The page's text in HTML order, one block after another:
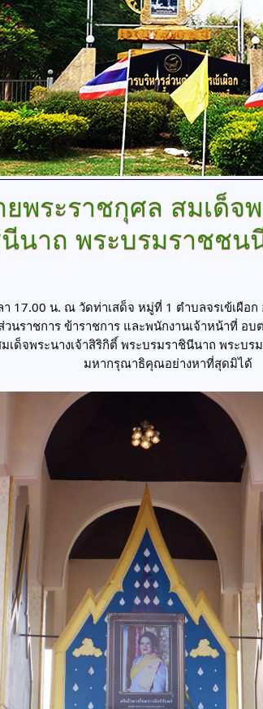
พระราชกุศล สมเด็จ
นาถ พระบรมราชชน
17.00 น. ณ วัดท่าเสด็จ หมู่ที่ 1 ตำบลจรเข้เผือ
นราชการ ข้าราชการ และพนักงานเจ้าหน้าที่ อ
เด็จพระนางเจ้าสิริกิติ์ พระบรมราชินีนาถ พระบ
มหากรุณาธิคุณอย่างหาที่สุดมิได้